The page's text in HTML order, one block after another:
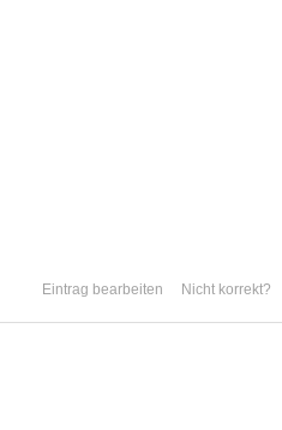
Nicht korrekt?
Eintrag bearbeiten